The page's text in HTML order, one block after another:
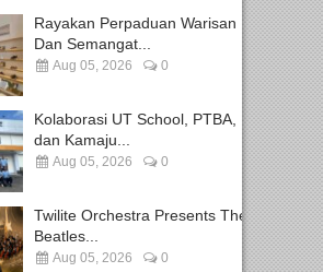
Rayakan Perpaduan Warisan
Dan Semangat...
Aug 05, 2026 0
Kolaborasi UT School, PTBA,
dan Kamaju...
Aug 05, 2026 0
Twilite Orchestra Presents The
Beatles...
Aug 05, 2026 0